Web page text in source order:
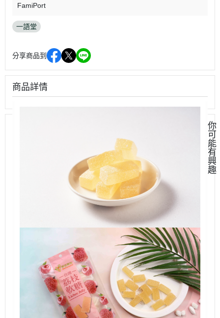
FamiPort
一語堂
分享商品到
商品詳情
你
可
能
有
興
趣